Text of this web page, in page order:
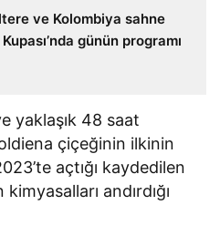
ve Kolombiya sahne
günün programı
yaklaşık 48 saat
çiçeğinin ilkinin
açtığı kaydedilen
andırdığı